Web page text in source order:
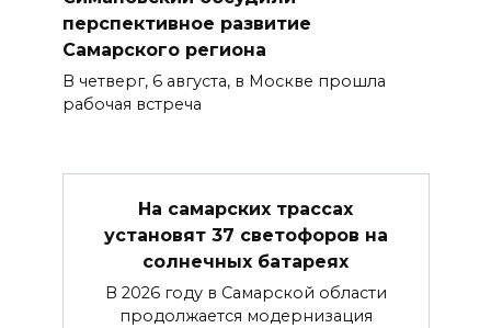
перспективное развитие
Самарского региона
В четверг, 6 августа, в Москве прошла
рабочая встреча
На самарских трассах
установят 37 светофоров на
солнечных батареях
В 2026 году в Самарской области
продолжается модернизация